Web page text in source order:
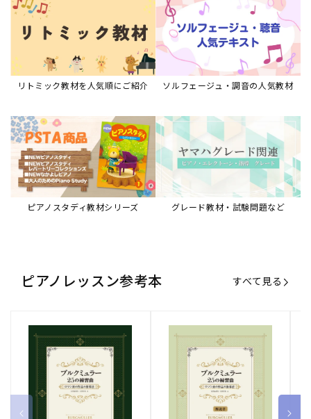
リトミック教材を人気順にご紹介 ソルフェージュ・調音の人気教材
ピアノスタディ教材シリーズ グレード教材・試験問題など
ピアノレッスン参考本 すべて見る